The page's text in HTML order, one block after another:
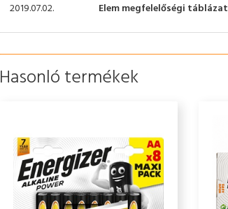
2019.07.02. Elem megfelelőségi táblázat
Hasonló termékek